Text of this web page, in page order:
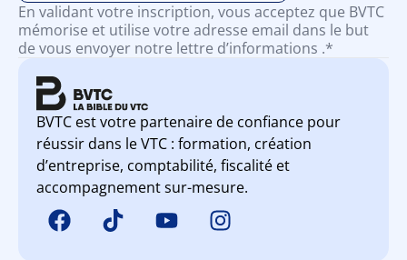
En validant votre inscription, vous acceptez que BVTC
mémorise et utilise votre adresse email dans le but
de vous envoyer notre lettre d’informations .*
BVTC est votre partenaire de confiance pour
réussir dans le VTC : formation, création
d’entreprise, comptabilité, fiscalité et
accompagnement sur-mesure.